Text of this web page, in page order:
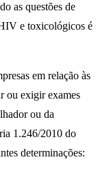
as questões de
e toxicológicos é
em relação às
ou exigir exames
ou da
1.246/2010 do
determinações: